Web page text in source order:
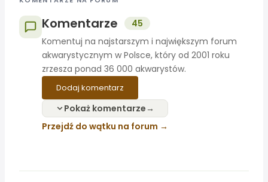
Komentarze
45
Komentuj na najstarszym i największym forum
akwarystycznym w Polsce, który od 2001 roku
zrzesza ponad 36 000 akwarystów.
Dodaj komentarz
Pokaż komentarze
Przejdź do wątku na forum